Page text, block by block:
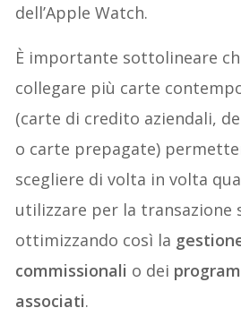
dell’Apple Watch.
È importante sottolineare
collegare più carte
(carte di credito aziendali,
o carte prepagate)
scegliere di volta in volta
utilizzare per la transazione
ottimizzando così la
commissionali o dei
associati.